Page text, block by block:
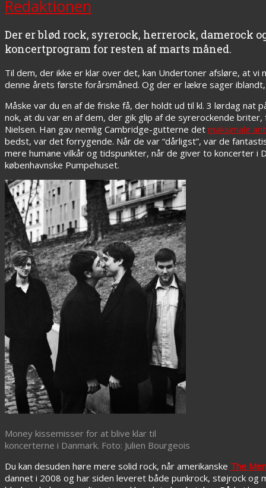
Redaktionen
Der er blød rock, syrerock, herrerock, damerock
koncertprogram for resten af marts måned.
Til dem, der ikke er klar over det, kan Undertoner afsløre, at
denne årets første forårsmåned. Og der er lækre sager
Måske var du en af de friske få, der holdt ud til kl. 3 lørdag nat
nok, at du var en af dem, der gik glip af de syrerockende
Nielsen. Han gav nemlig Cambridge-gutterne det maksimale
bedst, var det forrygende. Når de var “dårligst”, var de
mere humane vilkår og tidspunkter, når de giver to koncerter i
københavnske Pumpehuset.
Money kissemisser for at blive klar til
koncerterne i Danmark. Foto: Julien Bourgeois
Du kan desuden høre mere solid rock, når amerikanske The Men
dannet i 2008 og har siden leveret både punkrock, støjrock